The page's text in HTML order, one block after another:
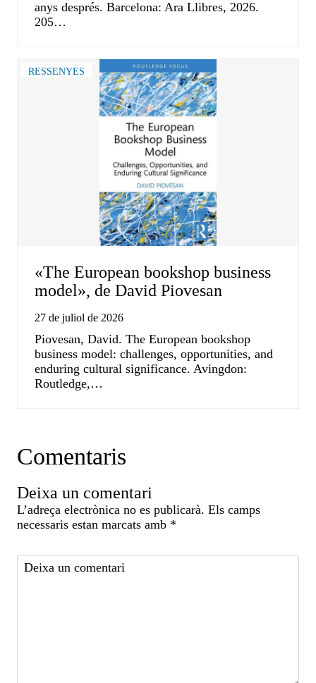
anys després. Barcelona: Ara Llibres, 2026.
205…
RESSENYES
«The European bookshop business
model», de David Piovesan
27 de juliol de 2026
Piovesan, David. The European bookshop
business model: challenges, opportunities, and
enduring cultural significance. Avingdon:
Routledge,…
Comentaris
Deixa un comentari
L’adreça electrònica no es publicarà. Els camps
necessaris estan marcats amb *